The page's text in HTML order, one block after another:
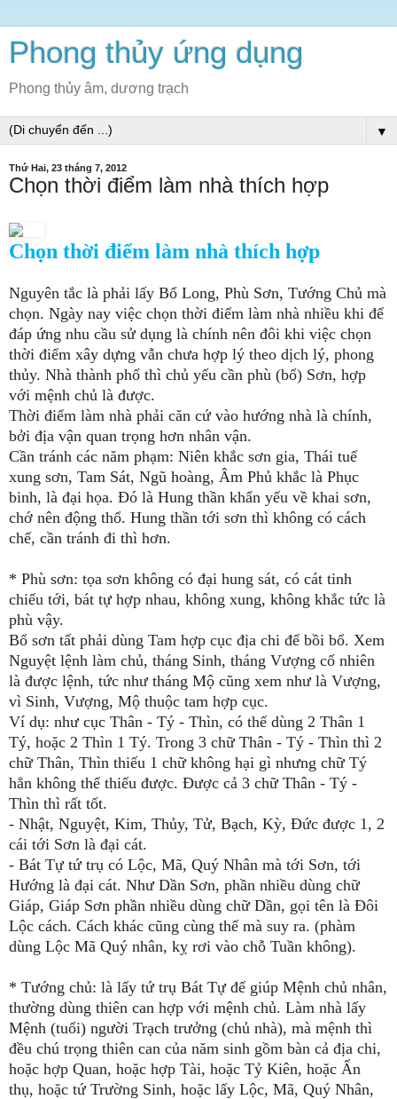
Phong thủy ứng dụng
Phong thủy âm, dương trạch
▼
Thứ Hai, 23 tháng 7, 2012
Chọn thời điểm làm nhà thích hợp
Chọn thời điểm làm nhà thích hợp
Nguyên tắc là phải lấy Bổ Long, Phù Sơn, Tướng Chủ mà
chọn. Ngày nay việc chọn thời điểm làm nhà nhiều khi để
đáp ứng nhu cầu sử dụng là chính nên đôi khi việc chọn
thời điểm xây dựng vẫn chưa hợp lý theo dịch lý, phong
thủy. Nhà thành phố thì chủ yếu cần phù (bổ) Sơn, hợp
với mệnh chủ là được.
Thời điểm làm nhà phải căn cứ vào hướng nhà là chính,
bởi địa vận quan trọng hơn nhân vận.
Cần tránh các năm phạm: Niên khắc sơn gia, Thái tuế
xung sơn, Tam Sát, Ngũ hoàng, Âm Phủ khắc là Phục
binh, là đại họa. Đó là Hung thần khẩn yếu về khai sơn,
chớ nên động thổ. Hung thần tới sơn thì không có cách
chế, cần tránh đi thì hơn.
* Phù sơn: tọa sơn không có đại hung sát, có cát tinh
chiếu tới, bát tự hợp nhau, không xung, không khắc tức là
phù vậy.
Bổ sơn tất phải dùng Tam hợp cục địa chi để bồi bổ. Xem
Nguyệt lệnh làm chủ, tháng Sinh, tháng Vượng cố nhiên
là được lệnh, tức như tháng Mộ cũng xem như là Vượng,
vì Sinh, Vượng, Mộ thuộc tam hợp cục.
Ví dụ: như cục Thân - Tý - Thìn, có thể dùng 2 Thân 1
Tý, hoặc 2 Thìn 1 Tý. Trong 3 chữ Thân - Tý - Thìn thì 2
chữ Thân, Thìn thiếu 1 chữ không hại gì nhưng chữ Tý
hẳn không thể thiếu được. Được cả 3 chữ Thân - Tý -
Thìn thì rất tốt.
- Nhật, Nguyệt, Kim, Thủy, Tử, Bạch, Kỳ, Đức được 1, 2
cái tới Sơn là đại cát.
- Bát Tự tứ trụ có Lộc, Mã, Quý Nhân mà tới Sơn, tới
Hướng là đại cát. Như Dần Sơn, phần nhiều dùng chữ
Giáp, Giáp Sơn phần nhiều dùng chữ Dần, gọi tên là Đôi
Lộc cách. Cách khác cũng cùng thế mà suy ra. (phàm
dùng Lộc Mã Quý nhân, kỵ rơi vào chỗ Tuần không).
* Tướng chủ: là lấy tứ trụ Bát Tự để giúp Mệnh chủ nhân,
thường dùng thiên can hợp với mệnh chủ. Làm nhà lấy
Mệnh (tuổi) người Trạch trưởng (chủ nhà), mà mệnh thì
đều chú trọng thiên can của năm sinh gồm bàn cả địa chi,
hoặc hợp Quan, hoặc hợp Tài, hoặc Tỷ Kiên, hoặc Ấn
thụ, hoặc tứ Trường Sinh, hoặc lấy Lộc, Mã, Quý Nhân,